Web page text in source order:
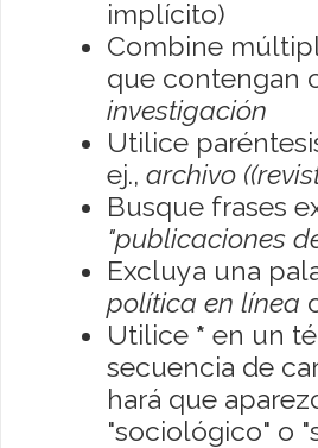
implícito)
Combine
que contengan
investigación
Utilice
ej., archivo
Busque frases
"publicaciones
Excluya una
política en línea
Utilice * en un
secuencia de
hará que
"sociológico" o